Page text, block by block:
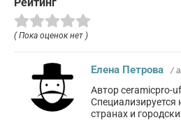
( Пока оценок нет )
Елена Петрова /
Автор ceramicpro-
Специализируется
странах и